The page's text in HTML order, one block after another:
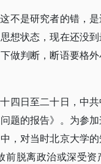
不是研究者的错，
想状态，现在还没
做判断，断语要格外
四日至二十日，中
题的报告》。为参
，对当时北京大学的
脱离政治或深受